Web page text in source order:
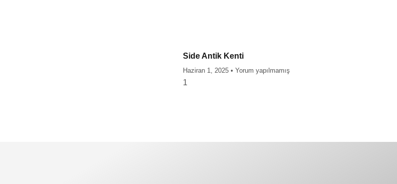
Side Antik Kenti
Haziran 1, 2025 Yorum yapılmamış